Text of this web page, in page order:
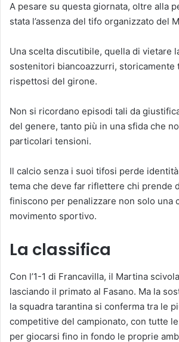
A pesare su questa giornata, oltre alla
stata l’assenza del tifo organizzato del
Una scelta discutibile, quella di vietare
sostenitori biancoazzurri, storicamente
rispettosi del girone.
Non si ricordano episodi tali da
del genere, tanto più in una sfida che
particolari tensioni.
Il calcio senza i suoi tifosi perde
tema che deve far riflettere chi prende
finiscono per penalizzare non solo una
movimento sportivo.
La classifica
Con l’1-1 di Francavilla, il Martina
lasciando il primato al Fasano. Ma la
la squadra tarantina si conferma tra le
competitive del campionato, con tutte
per giocarsi fino in fondo le proprie